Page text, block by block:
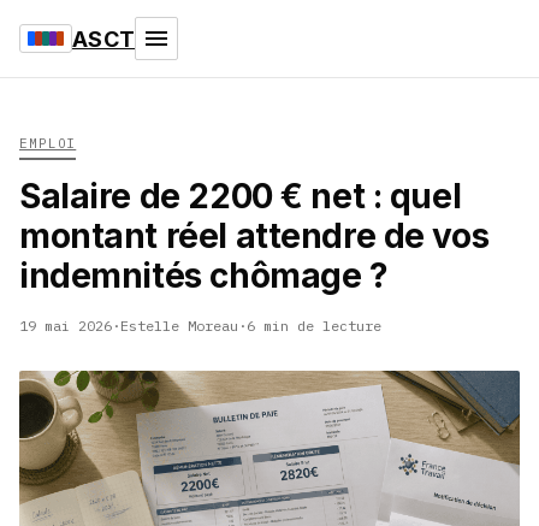
ASCT
EMPLOI
Salaire de 2200 € net : quel
montant réel attendre de vos
indemnités chômage ?
19 mai 2026 · Estelle Moreau · 6 min de lecture